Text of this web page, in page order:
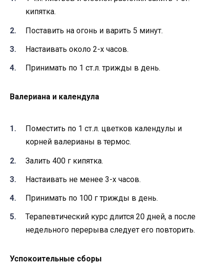
кипятка.
Поставить на огонь и варить 5 минут.
Настаивать около 2-х часов.
Принимать по 1 ст.л. трижды в день.
Валериана и календула
Поместить по 1 ст.л. цветков календулы и
корней валерианы в термос.
Залить 400 г кипятка.
Настаивать не менее 3-х часов.
Принимать по 100 г трижды в день.
Терапевтический курс длится 20 дней, а после
недельного перерыва следует его повторить.
Успокоительные сборы